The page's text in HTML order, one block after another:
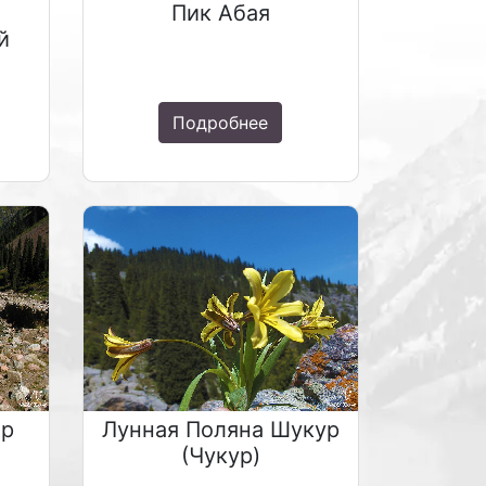
Пик Абая
Подробнее
Лунная Поляна Шукур
(Чукур)